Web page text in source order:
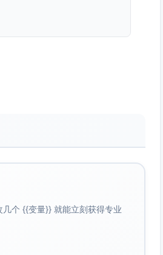
个 {{变量}} 就能立刻获得专业